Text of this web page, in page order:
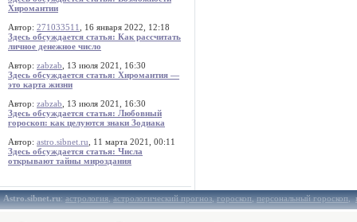
Хиромантии
Автор: 271033511
, 16 января 2022, 12:18
Здесь обсуждается статья: Как рассчитать
личное денежное число
Автор: zabzab , 13 июля 2021, 16:30
Здесь обсуждается статья: Хиромантия —
это карта жизни
Автор: zabzab , 13 июля 2021, 16:30
Здесь обсуждается статья: Любовный
гороскоп: как целуются знаки Зодиака
Автор: astro.sibnet.ru , 11 марта 2021, 00:11
Здесь обсуждается статья: Числа
открывают тайны мироздания
Astro.sibnet.ru:астрология,астрологический прогноз,гороскоп,персональный гороскоп,